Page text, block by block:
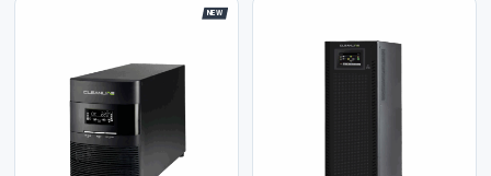
NEW